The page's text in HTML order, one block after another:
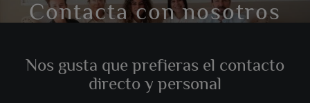
Contacta con nosotros
Nos gusta que prefieras el contacto
directo y personal